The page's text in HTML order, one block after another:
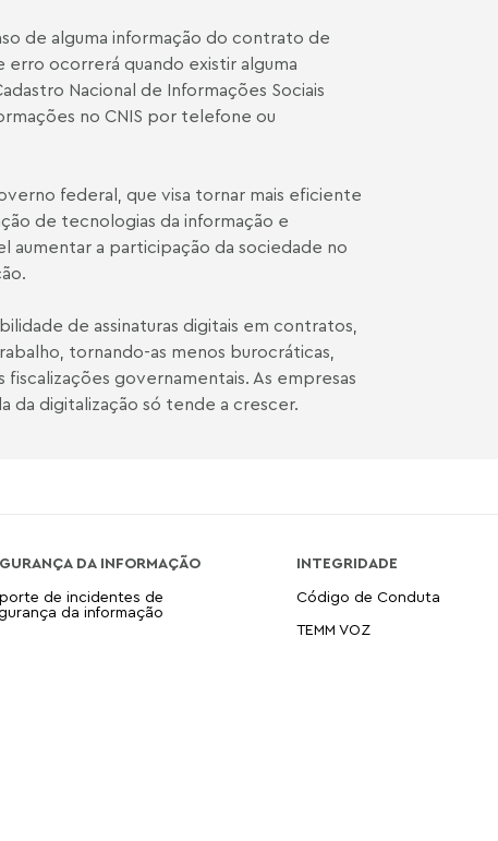
de alguma informação do contrato de
ocorrerá quando existir alguma
Nacional de Informações Sociais
no CNIS por telefone ou
federal, que visa tornar mais eficiente
de tecnologias da informação e
aumentar a participação da sociedade no
de assinaturas digitais em contratos,
tornando-as menos burocráticas,
governamentais. As empresas
da digitalização só tende a crescer.
DA INFORMAÇÃO
de incidentes de
da informação
INTEGRIDADE
Código de Conduta
TEMM VOZ